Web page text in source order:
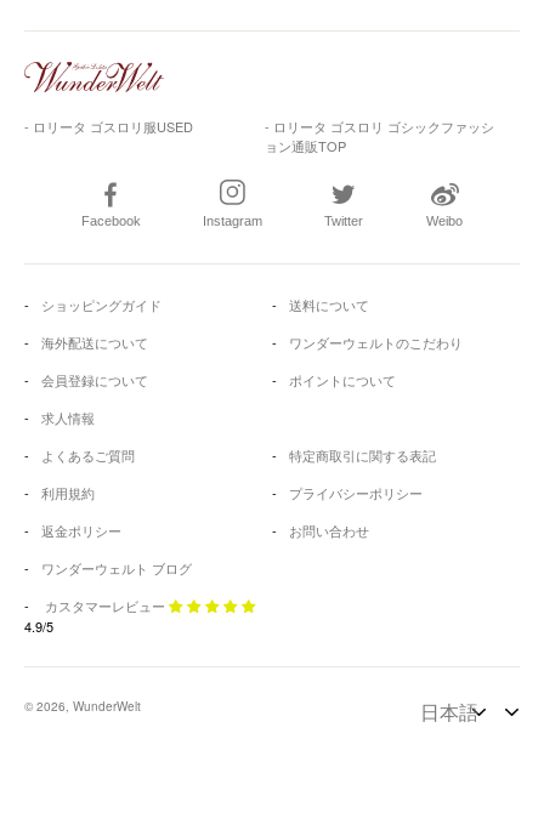
- ロリータ ゴスロリ服USED
- ロリータ ゴスロリ ゴシックファッシ
ョン通販TOP
Facebook Instagram Twitter Weibo
ショッピングガイド
送料について
海外配送について
ワンダーウェルトのこだわり
会員登録について
ポイントについて
求人情報
よくあるご質問
特定商取引に関する表記
利用規約
プライバシーポリシー
返金ポリシー
お問い合わせ
ワンダーウェルト ブログ
カスタマーレビュー
4.9/5
© 2026, WunderWelt